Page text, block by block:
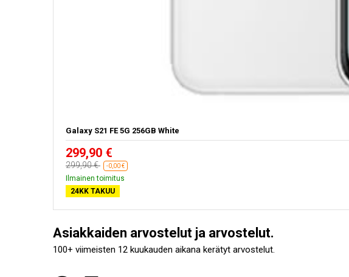
Galaxy S21 FE 5G 256GB White
299,90 €
299,90 € -0,00 €
Ilmainen toimitus
24KK TAKUU
Asiakkaiden arvostelut ja arvostelut.
100+ viimeisten 12 kuukauden aikana kerätyt arvostelut.